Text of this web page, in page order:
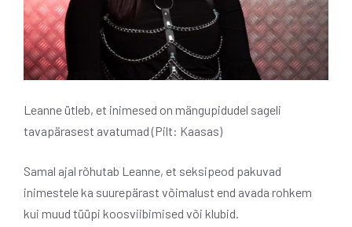
Leanne ütleb, et inimesed on mängupidudel sageli
tavapärasest avatumad (Pilt: Kaasas)
Samal ajal rõhutab Leanne, et seksipeod pakuvad
inimestele ka suurepärast võimalust end avada rohkem
kui muud tüüpi koosviibimised või klubid.